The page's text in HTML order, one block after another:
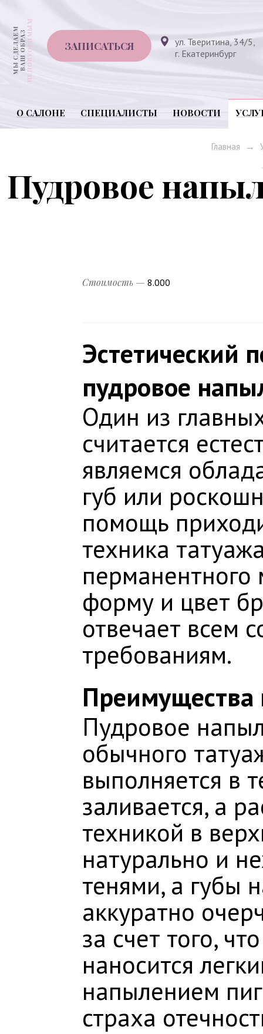
ЗАПИСАТЬСЯ
ул. Тверитина, 34/5,
г. Екатеринбург
О САЛОНЕ СПЕЦИАЛИСТЫ НОВОСТИ
Главная →
Пудровое
Стоимость — 8.000
Эстетический
пудровое
Один из
считается
являемся
губ или
помощь
техника
форму и цвет
отвечает всем
требованиям.
Пудровое
обычного
выполняется в
заливается, а
техникой в
натурально и
тенями, а губы
аккуратно
за счет того,
наносится
напылением
страха